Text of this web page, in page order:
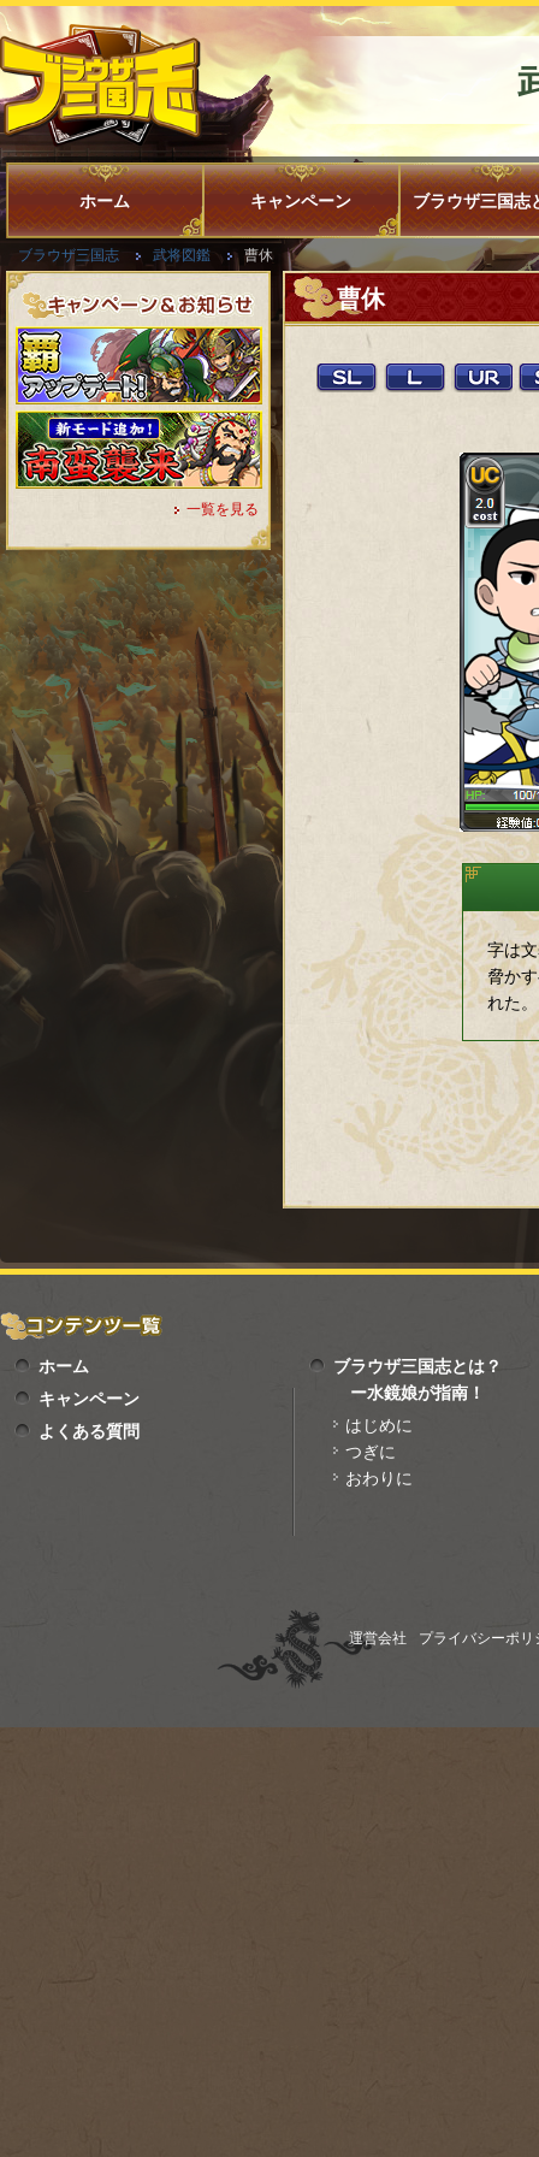
ホーム キャンペーン ブラウザ三国志
ブラウザ三国志 武将図鑑 曹休
一覧を見る
曹休
字は
脅か
れた。
ホーム
キャンペーン
よくある質問
ブラウザ三国志とは？
ー水鏡娘が指南！
はじめに
つぎに
おわりに
運営会社 プライバシーポリ